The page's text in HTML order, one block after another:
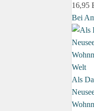
16,95
Bei
Als